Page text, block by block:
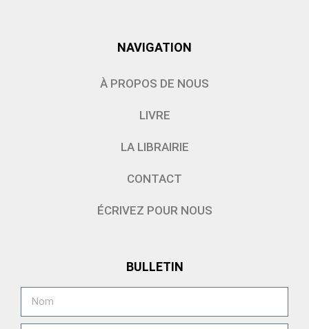
NAVIGATION
À PROPOS DE NOUS
LIVRE
LA LIBRAIRIE
CONTACT
ÉCRIVEZ POUR NOUS
BULLETIN